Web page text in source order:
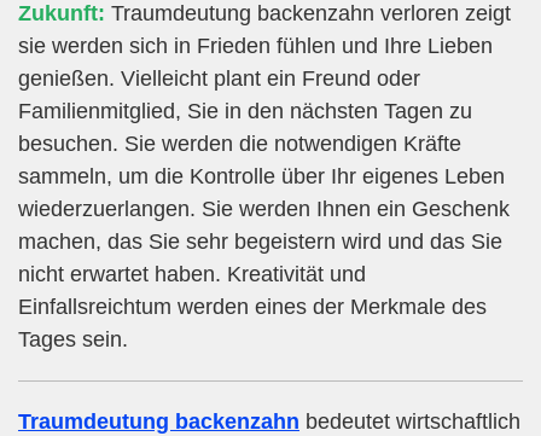
Zukunft: Traumdeutung backenzahn verloren zeigt
sie werden sich in Frieden fühlen und Ihre Lieben
genießen. Vielleicht plant ein Freund oder
Familienmitglied, Sie in den nächsten Tagen zu
besuchen. Sie werden die notwendigen Kräfte
sammeln, um die Kontrolle über Ihr eigenes Leben
wiederzuerlangen. Sie werden Ihnen ein Geschenk
machen, das Sie sehr begeistern wird und das Sie
nicht erwartet haben. Kreativität und
Einfallsreichtum werden eines der Merkmale des
Tages sein.
Traumdeutung backenzahn bedeutet wirtschaftlich